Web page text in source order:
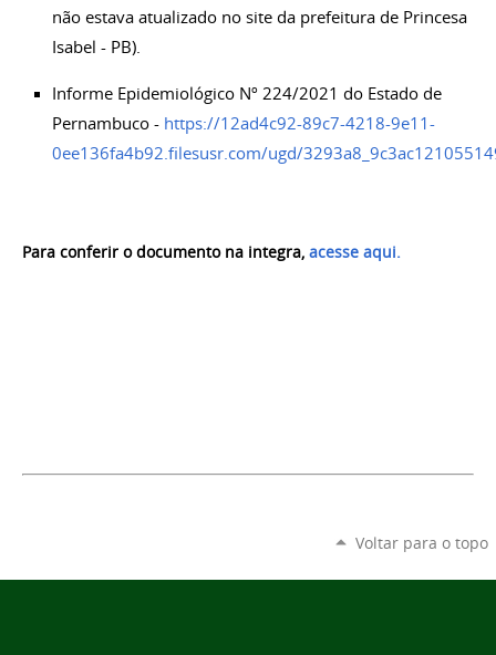
não estava atualizado no site da prefeitura de Princesa
Isabel - PB).
Informe Epidemiológico Nº 224/2021 do Estado de
Pernambuco - https://12ad4c92-89c7-4218-9e11-
0ee136fa4b92.filesusr.com/ugd/
Para conferir o documento na integra, acesse aqui.
Voltar para o topo